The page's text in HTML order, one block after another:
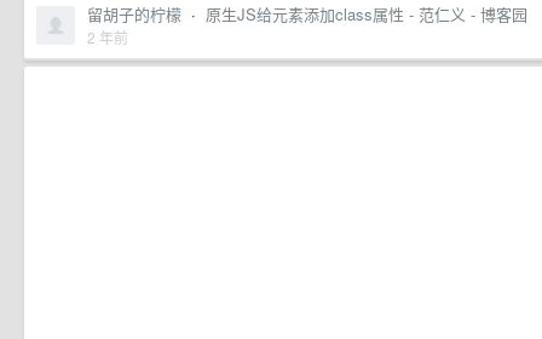
留胡子的柠檬 · 原生JS给元素添加class属性 - 范仁义 - 博客园
2 年前